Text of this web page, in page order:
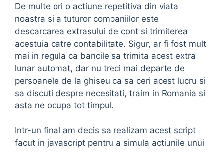
De multe ori o actiune repetitiva din viata
noastra si a tuturor companiilor este
descarcarea extrasului de cont si trimiterea
acestuia catre contabilitate. Sigur, ar fi fost mult
mai in regula ca bancile sa trimita acest extra
lunar automat, dar nu treci mai departe de
persoanele de la ghiseu ca sa ceri acest lucru si
sa discuti despre necesitati, traim in Romania si
asta ne ocupa tot timpul.
Intr-un final am decis sa realizam acest script
facut in javascript pentru a simula actiunile unui